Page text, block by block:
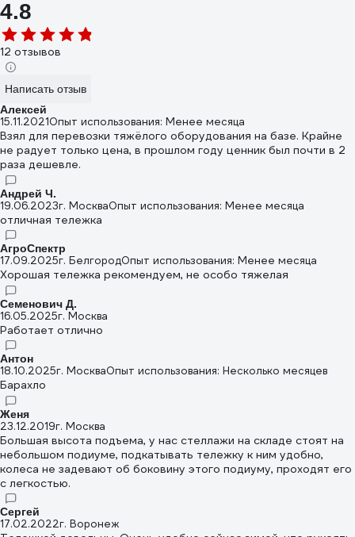
4.8
12 отзывов
Написать отзыв
Алексей
15.11.2021Опыт использования: Менее месяца
Взял для перевозки тяжёлого оборудования на базе. Крайне
не радует только цена, в прошлом году ценник был почти в 2
раза дешевле.
Андрей Ч.
19.06.2023г. МоскваОпыт использования: Менее месяца
отличная тележка
АгроСпектр
17.09.2025г. БелгородОпыт использования: Менее месяца
Хорошая тележка рекомендуем, не особо тяжелая
Семенович Д.
16.05.2025г. Москва
Работает отлично
Антон
18.10.2025г. МоскваОпыт использования: Несколько месяцев
Барахло
Женя
23.12.2019г. Москва
Большая высота подъема, у нас стеллажи на складе стоят на
небольшом подиуме, подкатывать тележку к ним удобно,
колеса не задевают об боковину этого подиуму, проходят его
с легкостью.
Сергей
17.02.2022г. Воронеж